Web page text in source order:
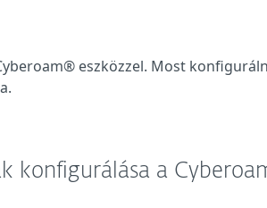
eszközzel. Most
konfigurálása a